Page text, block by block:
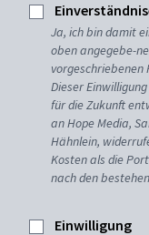
Ja, ich bin damit
oben angegebe-
Dieser
für die Zukunft
an Hope Media,
Hähnlein,
Kosten als die
nach den
Einwilligung